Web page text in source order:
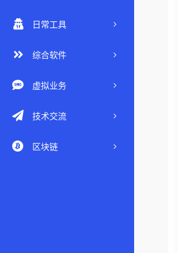
日常工具
综合软件
虚拟业务
技术交流
区块链